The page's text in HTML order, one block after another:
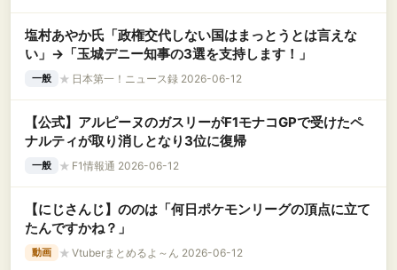
塩村あやか氏「政権交代しない国はまっとうとは言えな
い」→「玉城デニー知事の3選を支持します！」
一般 ★ 日本第一！ニュース録 2026-06-12
【公式】アルピーヌのガスリーがF1モナコGPで受けたペ
ナルティが取り消しとなり3位に復帰
一般 ★ F1情報通 2026-06-12
【にじさんじ】ののは「何日ポケモンリーグの頂点に立て
たんですかね？」
動画 ★ Vtuberまとめるよ～ん 2026-06-12